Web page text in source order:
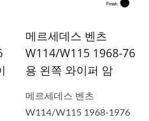
메르세데스 벤츠
W114/W115 1968-76
용 왼쪽 와이퍼 암
메르세데스 벤츠
W114/W115 1968-1976